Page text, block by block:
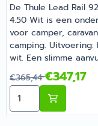
De Thule Lead Rail
4.50 Wit is een
voor camper,
camping. Uitvoering:
wit. Een slimme
op de uitrusting van je
camper of caravan. Bij
Barsema Recreatie,
specialist in camper-
Van 365,44 voor
€365,44€347,17
Aantal kiezen